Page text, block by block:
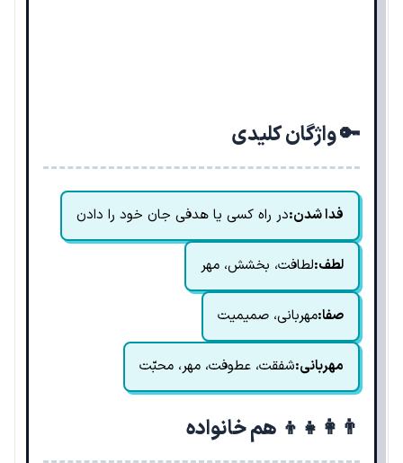
🔑 واژگان کلیدی
فدا شدن:در راه کسی یا هدفی جان خود را دادن
لطف:لطافت، بخشش، مهر
صفا:مهربانی، صمیمیت
مهربانی:شفقت، عطوفت، مهر، محبّت
👨‍👩‍👧‍👦 هم خانواده